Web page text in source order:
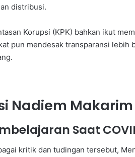
distribusi.
Korupsi (KPK) bahkan ikut
pun mendesak transparansi
Nadiem Makarim
Saat
kritik dan tudingan tersebut,